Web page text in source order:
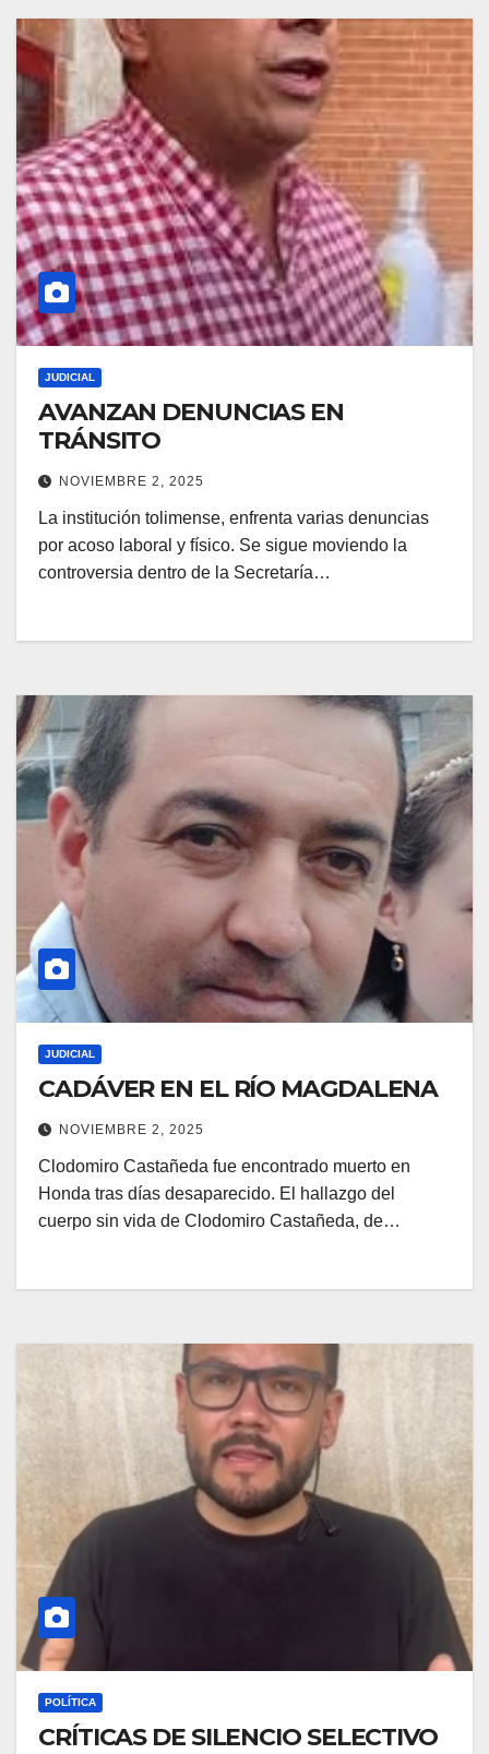
JUDICIAL
AVANZAN DENUNCIAS EN
TRÁNSITO
NOVIEMBRE 2, 2025
La institución tolimense, enfrenta varias denuncias
por acoso laboral y físico. Se sigue moviendo la
controversia dentro de la Secretaría…
JUDICIAL
CADÁVER EN EL RÍO MAGDALENA
NOVIEMBRE 2, 2025
Clodomiro Castañeda fue encontrado muerto en
Honda tras días desaparecido. El hallazgo del
cuerpo sin vida de Clodomiro Castañeda, de…
POLÍTICA
CRÍTICAS DE SILENCIO SELECTIVO